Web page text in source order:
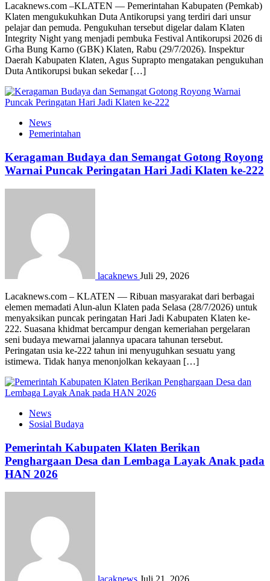
Lacaknews.com –KLATEN — Pemerintahan Kabupaten (Pemkab)
Klaten mengukukuhkan Duta Antikorupsi yang terdiri dari unsur
pelajar dan pemuda. Pengukuhan tersebut digelar dalam Klaten
Integrity Night yang menjadi pembuka Festival Antikorupsi 2026 di
Grha Bung Karno (GBK) Klaten, Rabu (29/7/2026). Inspektur
Daerah Kabupaten Klaten, Agus Suprapto mengatakan pengukuhan
Duta Antikorupsi bukan sekedar […]
News
Pemerintahan
Keragaman Budaya dan Semangat Gotong Royong
Warnai Puncak Peringatan Hari Jadi Klaten ke-222
lacaknews Juli 29, 2026
Lacaknews.com – KLATEN — Ribuan masyarakat dari berbagai
elemen memadati Alun-alun Klaten pada Selasa (28/7/2026) untuk
menyaksikan puncak peringatan Hari Jadi Kabupaten Klaten ke-
222. Suasana khidmat bercampur dengan kemeriahan pergelaran
seni budaya mewarnai jalannya upacara tahunan tersebut.
Peringatan usia ke-222 tahun ini menyuguhkan sesuatu yang
istimewa. Tidak hanya menonjolkan kekayaan […]
News
Sosial Budaya
Pemerintah Kabupaten Klaten Berikan
Penghargaan Desa dan Lembaga Layak Anak pada
HAN 2026